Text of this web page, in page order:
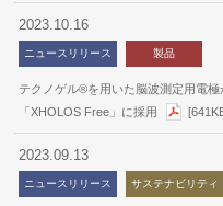
2023.10.16
ニュースリリース 製品
テクノゲル®を用いた脳波測定用電
「XHOLOS Free」に採用
2023.09.13
ニュースリリース サステナビリティ